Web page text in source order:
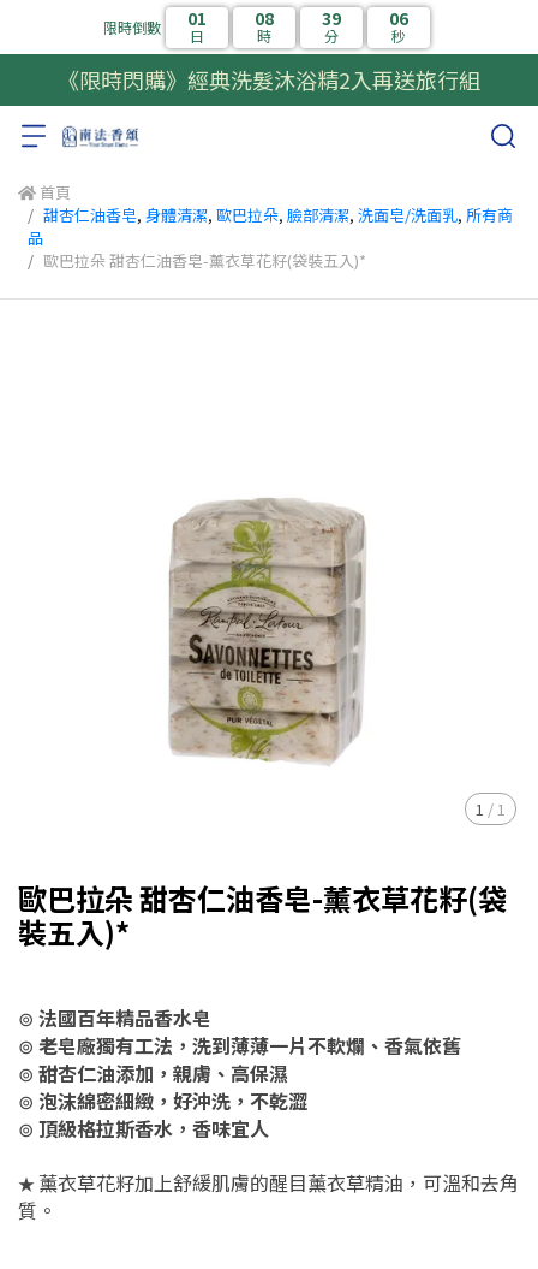
限時倒數 01
日
08
時
39
分
06
秒
《限時閃購》經典洗髮沐浴精2入再送旅行組
首頁
甜杏仁油香皂, 身體清潔, 歐巴拉朵, 臉部清潔, 洗面皂/洗面乳, 所有商
品
歐巴拉朵 甜杏仁油香皂-薰衣草花籽(袋裝五入)*
1 / 1
歐巴拉朵 甜杏仁油香皂-薰衣草花籽(袋
裝五入)*
⊚ 法國百年精品香水皂
⊚ 老皂廠獨有工法，洗到薄薄一片不軟爛、香氣依舊
⊚ 甜杏仁油添加，親膚、高保濕
⊚ 泡沫綿密細緻，好沖洗，不乾澀
⊚ 頂級格拉斯香水，香味宜人
★ 薰衣草花籽加上舒緩肌膚的醒目薰衣草精油，可溫和去角
質。